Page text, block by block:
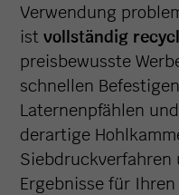
Verwendung
istvollständig
preisbewusste
schnellen
Laternenpfählen
derartige
Ergebnisse für Ihren